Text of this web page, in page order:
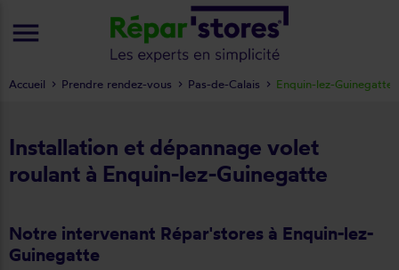
Installation et dépannage volet
roulant à Enquin-lez-Guinegatte
Notre intervenant Répar'stores à Enquin-lez-
Guinegatte
Accueil Prendre rendez-vous Pas-de-Calais Enquin-lez-Guinegatte
menu